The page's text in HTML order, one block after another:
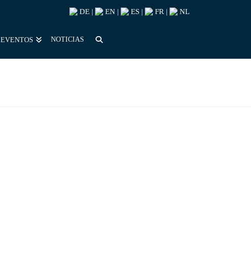
DE EN ES FR NL
EVENTOS NOTICIAS